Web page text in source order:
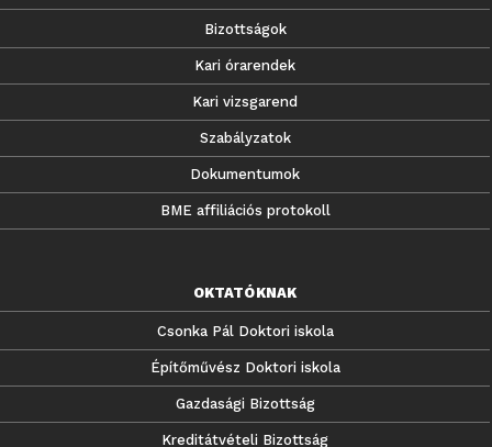
Bizottságok
Kari órarendek
Kari vizsgarend
Szabályzatok
Dokumentumok
BME affiliációs protokoll
OKTATÓKNAK
Csonka Pál Doktori iskola
Építőművész Doktori iskola
Gazdasági Bizottság
Kreditátvételi Bizottság